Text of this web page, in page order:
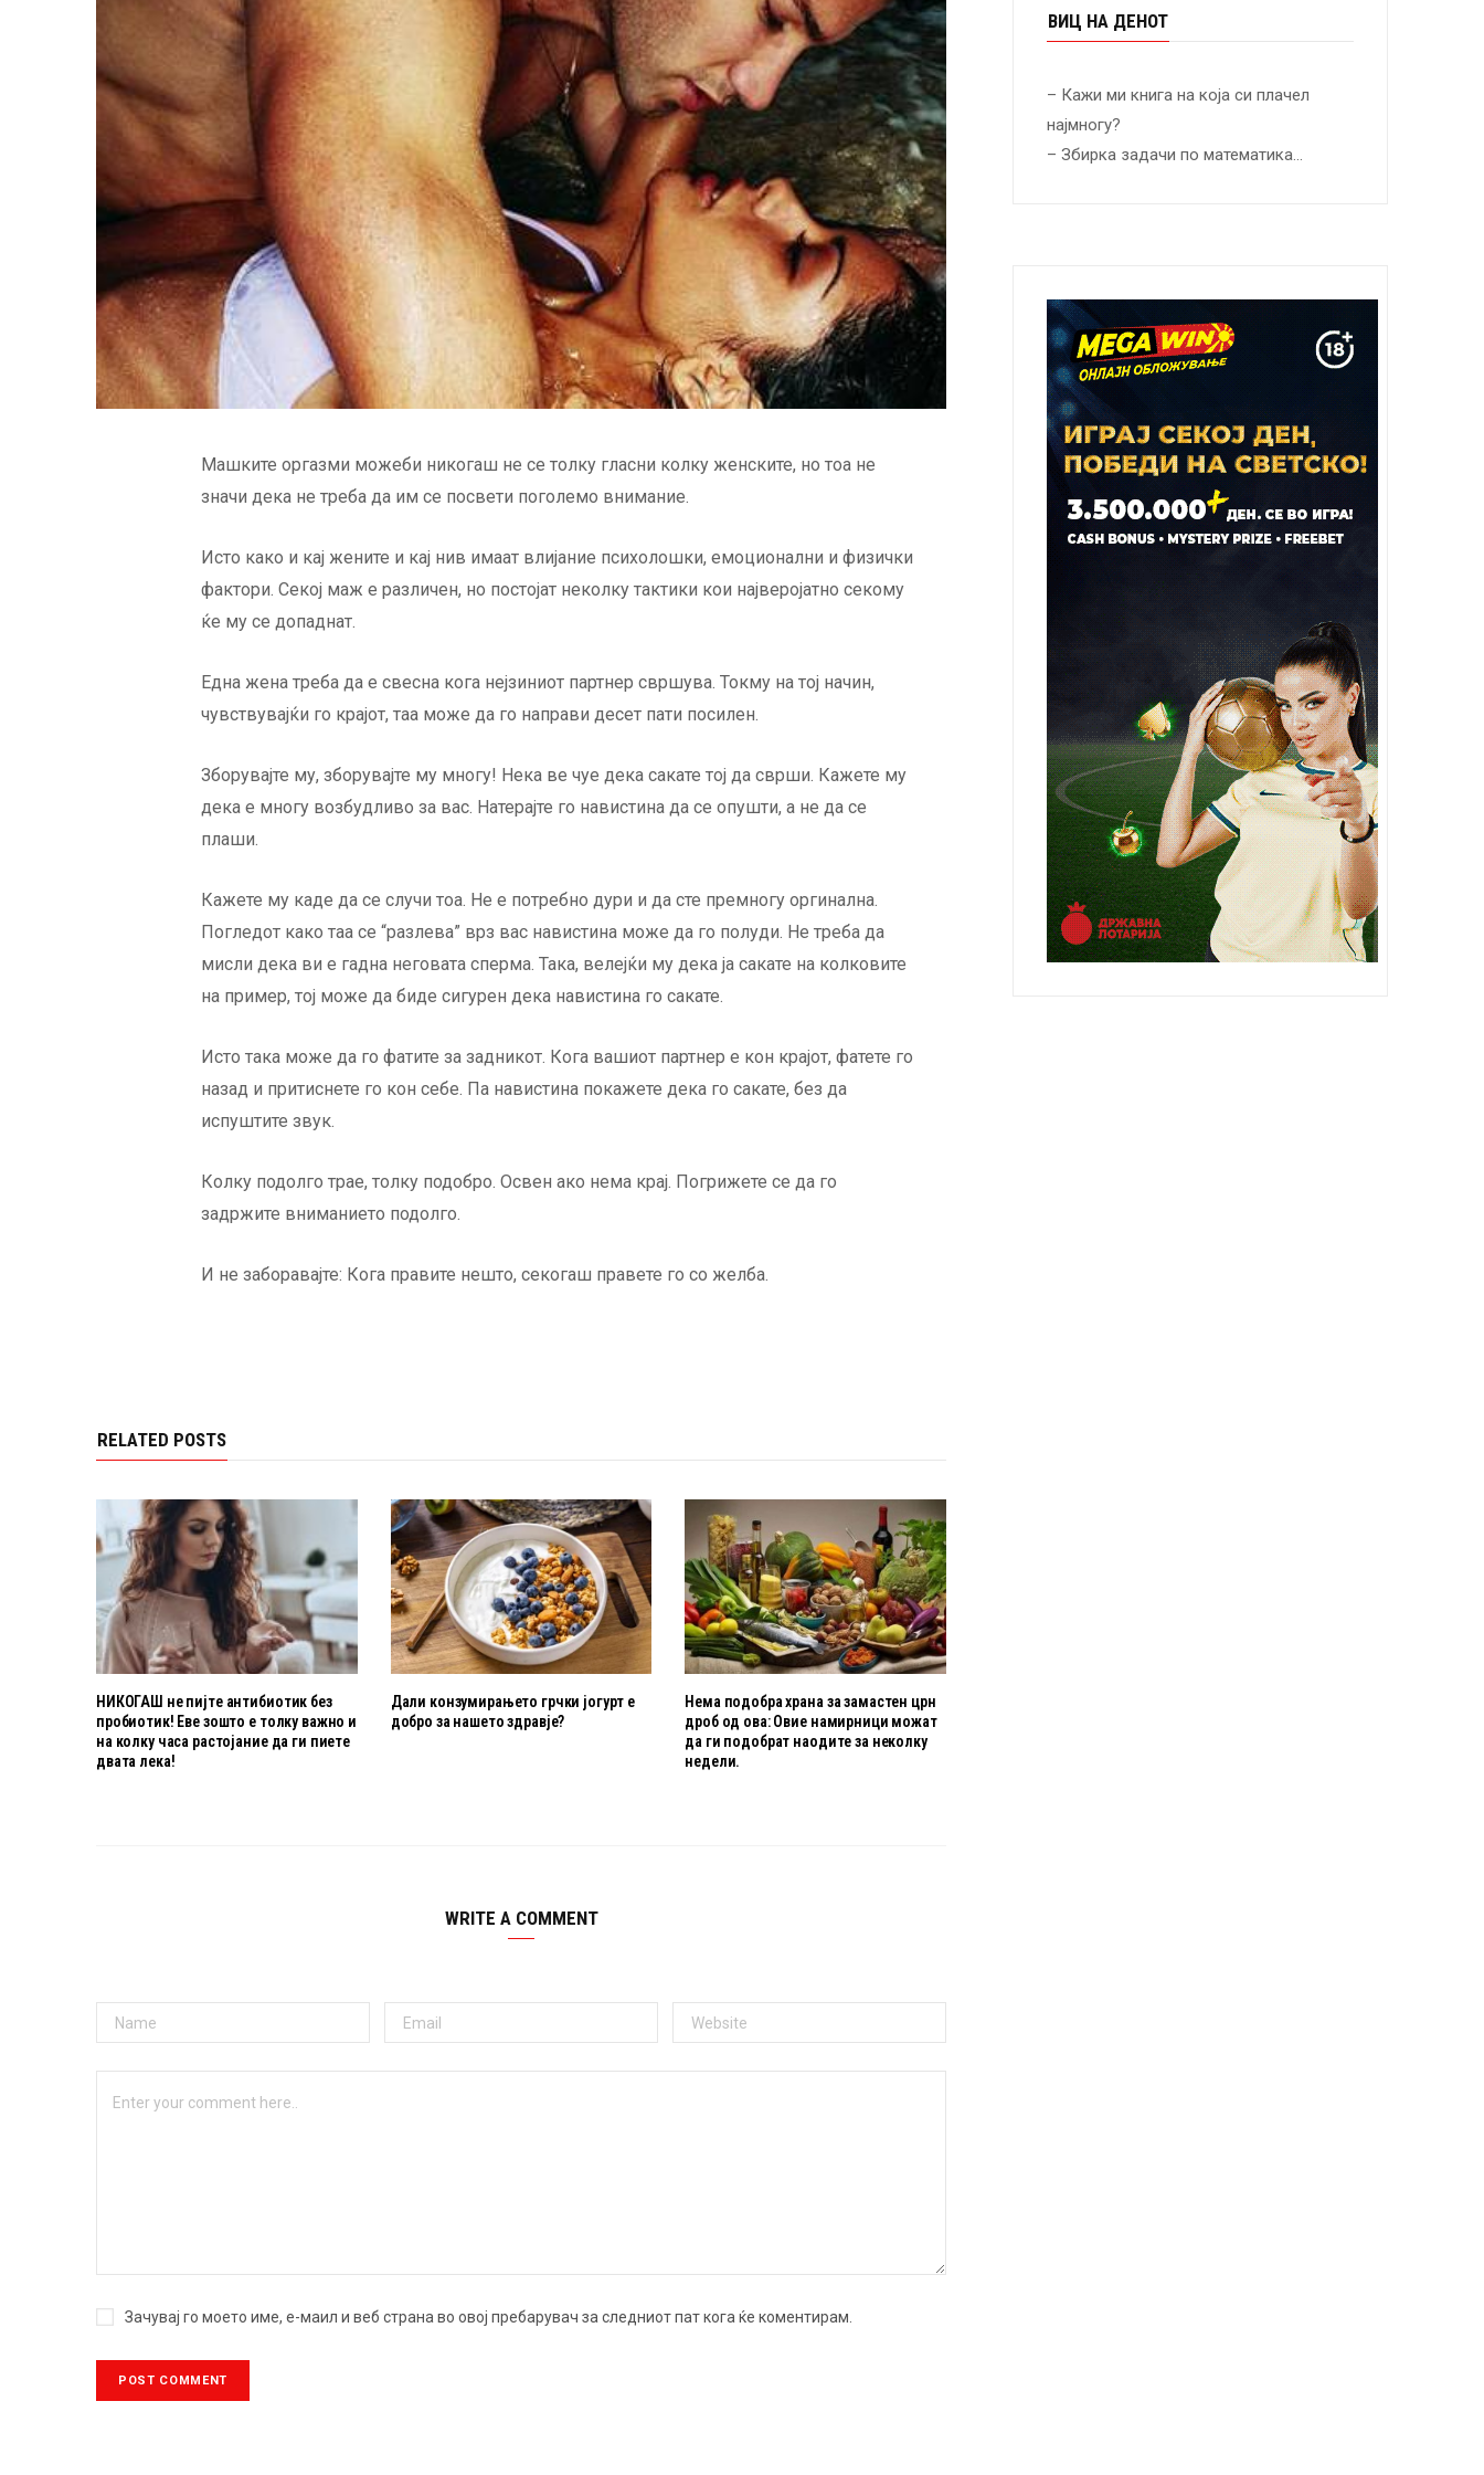
Машките оргазми можеби никогаш не се толку гласни колку женските, но тоа не
значи дека не треба да им се посвети поголемо внимание.
Исто како и кај жените и кај нив имаат влијание психолошки, емоционални и физички
фактори. Секој маж е различен, но постојат неколку тактики кои најверојатно секому
ќе му се допаднат.
Една жена треба да е свесна кога нејзиниот партнер свршува. Токму на тој начин,
чувствувајќи го крајот, таа може да го направи десет пати посилен.
Зборувајте му, зборувајте му многу! Нека ве чуе дека сакате тој да сврши. Кажете му
дека е многу возбудливо за вас. Натерајте го навистина да се опушти, а не да се
плаши.
Кажете му каде да се случи тоа. Не е потребно дури и да сте премногу оргинална.
Погледот како таа се “разлева” врз вас навистина може да го полуди. Не треба да
мисли дека ви е гадна неговата сперма. Така, велејќи му дека ја сакате на колковите
на пример, тој може да биде сигурен дека навистина го сакате.
Исто така може да го фатите за задникот. Кога вашиот партнер е кон крајот, фатете го
назад и притиснете го кон себе. Па навистина покажете дека го сакате, без да
испуштите звук.
Колку подолго трае, толку подобро. Освен ако нема крај. Погрижете се да го
задржите вниманието подолго.
И не заборавајте: Кога правите нешто, секогаш правете го со желба.
RELATED POSTS
НИКОГАШ не пијте антибиотик без
пробиотик! Еве зошто е толку важно и
на колку часа растојание да ги пиете
двата лека!
Дали конзумирањето грчки јогурт е
добро за нашето здравје?
Нема подобра храна за замастен црн
дроб од ова: Овие намирници можат
да ги подобрат наодите за неколку
недели.
WRITE A COMMENT
Зачувај го моето име, е-маил и веб страна во овој пребарувач за следниот пат кога ќе коментирам.
ВИЦ НА ДЕНОТ
– Кажи ми книга на која си плачел
најмногу?
– Збирка задачи по математика…